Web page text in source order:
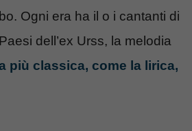
Ogni era ha il o i cantanti di
dell’ex Urss, la melodia
più classica, come la lirica,